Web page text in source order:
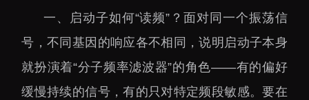
一、启动子如何“读频”？面对同一个振荡信
号，不同基因的响应各不相同，说明启动子本身
就扮演着“分子频率滤波器”的角色——有的偏好
缓慢持续的信号，有的只对特定频段敏感。要在